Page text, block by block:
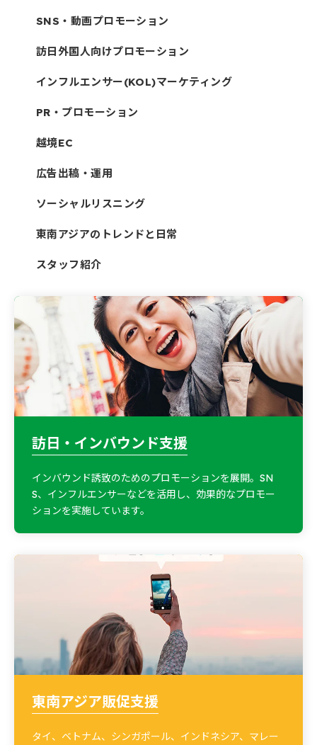
東南アジアのトレンドと日常
SNS・動画プロモーション
訪日外国人向けプロモーション
インフルエンサー(KOL)マーケティング
越境EC
スタッフ紹介
広告出稿・運用
PR・プロモーション
ソーシャルリスニング
訪日・インバウンド支援
インバウンド誘致のためのプロモーションを展開。SN
S、インフルエンサーなどを活用し、効果的なプロモー
ションを実施しています。
東南アジア販促支援
タイ、ベトナム、シンガポール、インドネシア、マレー